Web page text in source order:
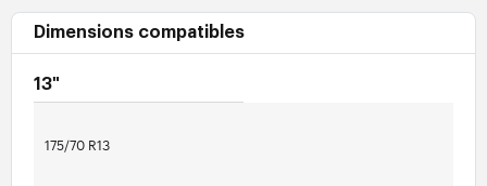
Dimensions compatibles
13"
175/70 R13